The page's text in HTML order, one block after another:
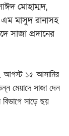
মোহাম্মদ,
মাসুদ রানাসহ
সাজা প্রদানের
আগস্ট ১৫ আসামির
মেয়াদে সাজা দেন
সাড়ে ছয়